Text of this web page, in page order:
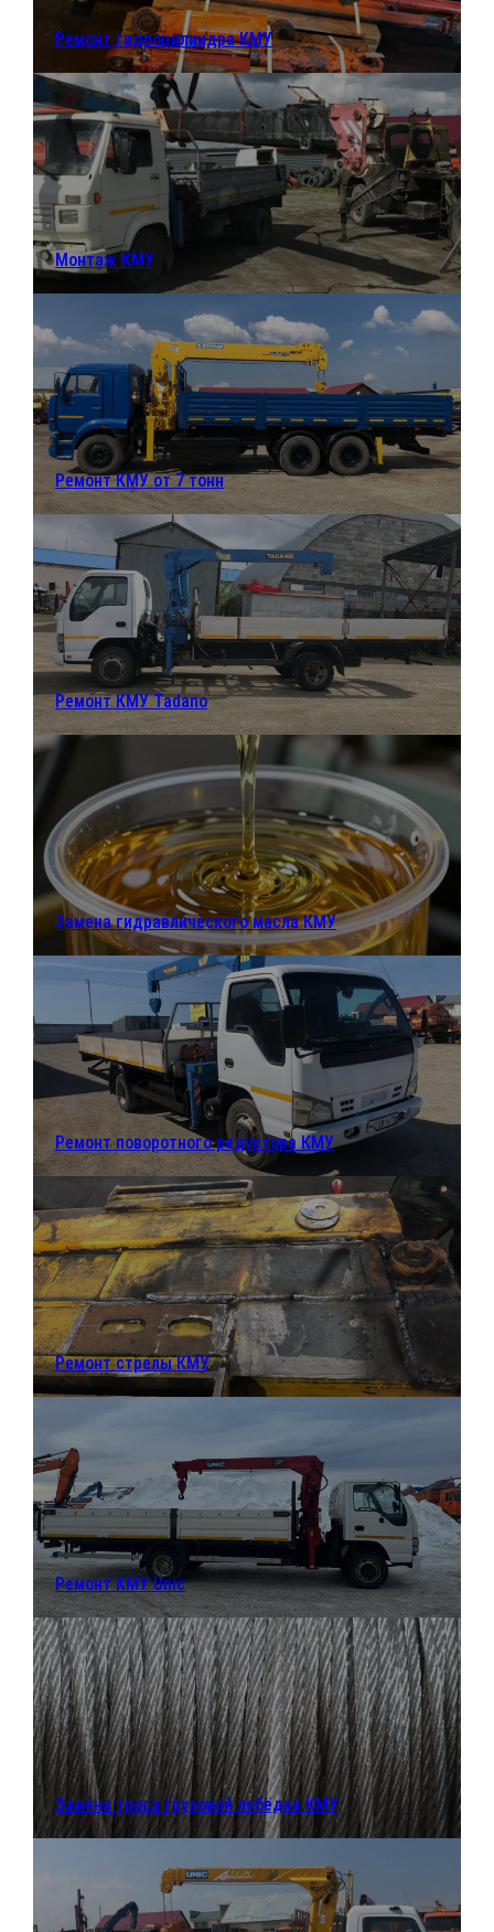
Ремонт гидроцилиндра КМУ
Монтаж КМУ
Ремонт КМУ от 7 тонн
Ремонт КМУ Tadano
Замена гидравлического масла КМУ
Ремонт поворотного редуктора КМУ
Ремонт стрелы КМУ
Ремонт КМУ Unic
Замена троса грузовой лебёдки КМУ